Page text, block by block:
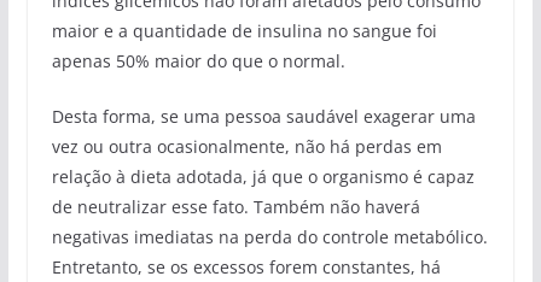
maior e a quantidade de insulina no sangue foi
apenas 50% maior do que o normal.
Desta forma, se uma pessoa saudável exagerar uma
vez ou outra ocasionalmente, não há perdas em
relação à dieta adotada, já que o organismo é capaz
de neutralizar esse fato. Também não haverá
negativas imediatas na perda do controle metabólico.
Entretanto, se os excessos forem constantes, há